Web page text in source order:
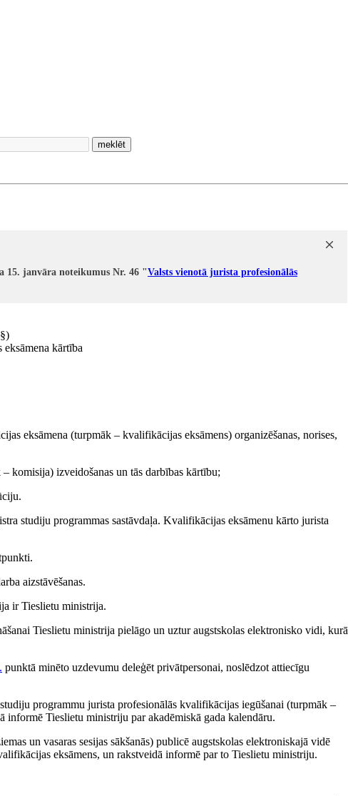
meklēt
15. janvāra noteikumus Nr. 46 "Valsts vienotā jurista profesionālās
kārtība
eksāmena (turpmāk – kvalifikācijas eksāmens) organizēšanas, norises,
komisija) izveidošanas un tās darbības kārtību;
studiju programmas sastāvdaļa. Kvalifikācijas eksāmenu kārto jurista
aizstāvēšanas.
ir Tieslietu ministrija.
Tieslietu ministrija pielāgo un uztur augstskolas elektronisko vidi, kurā
punktā minēto uzdevumu deleģēt privātpersonai, noslēdzot attiecīgu
programmu jurista profesionālās kvalifikācijas iegūšanai (turpmāk –
informē Tieslietu ministriju par akadēmiskā gada kalendāru.
un vasaras sesijas sākšanās) publicē augstskolas elektroniskajā vidē
eksāmens, un rakstveidā informē par to Tieslietu ministriju.